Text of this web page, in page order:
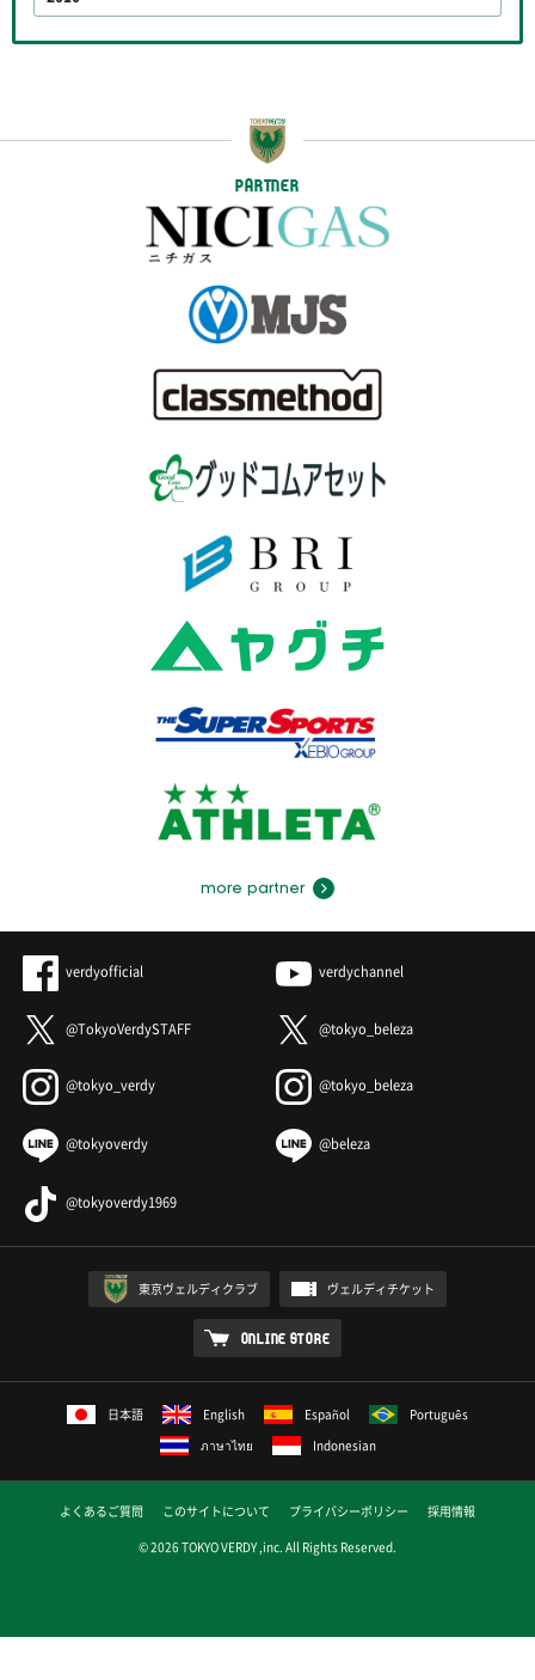
PARTNER
more partner
verdyofficial verdychannel
@TokyoVerdySTAFF @tokyo_beleza
@tokyo_verdy @tokyo_beleza
@tokyoverdy @beleza
@tokyoverdy1969
東京ヴェルディクラブ ヴェルディチケット
ONLINE STORE
日本語 English Español
Português
ภาษาไทย
Indonesian
よくあるご質問 このサイトについて プライバシーポリシー
採用情報
© 2026 TOKYO VERDY ,inc. All Rights Reserved.